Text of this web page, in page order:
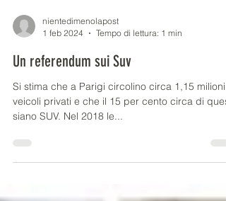
1 feb 2024
Tempo di lettura: 1 min
Un referendum sui Suv
Si stima che a Parigi circolino circa 1,15 milioni
veicoli privati e che il 15 per cento circa di
siano SUV. Nel 2018 le...